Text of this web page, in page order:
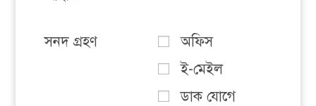
সনদ গ্রহণ
অফিস
ই-মেইল
ডাক যোগে